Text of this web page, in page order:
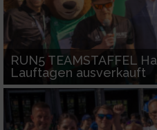
RUN5 TEAMSTAFFEL
Lauftagen ausverkauft